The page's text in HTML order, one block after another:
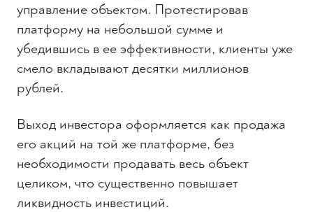
управление объектом. Протестировав
платформу на небольшой сумме и
убедившись в ее эффективности, клиенты уже
смело вкладывают десятки миллионов
рублей.
Выход инвестора оформляется как продажа
его акций на той же платформе, без
необходимости продавать весь объект
целиком, что существенно повышает
ликвидность инвестиций.